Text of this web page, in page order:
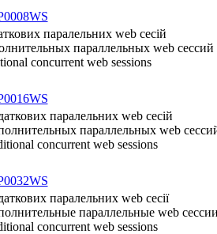
паралельних web сесій
параллельных web сессий
concurrent web sessions
паралельних web сесій
параллельных web
concurrent web sessions
паралельних web сесії
параллельные web сессии
concurrent web sessions